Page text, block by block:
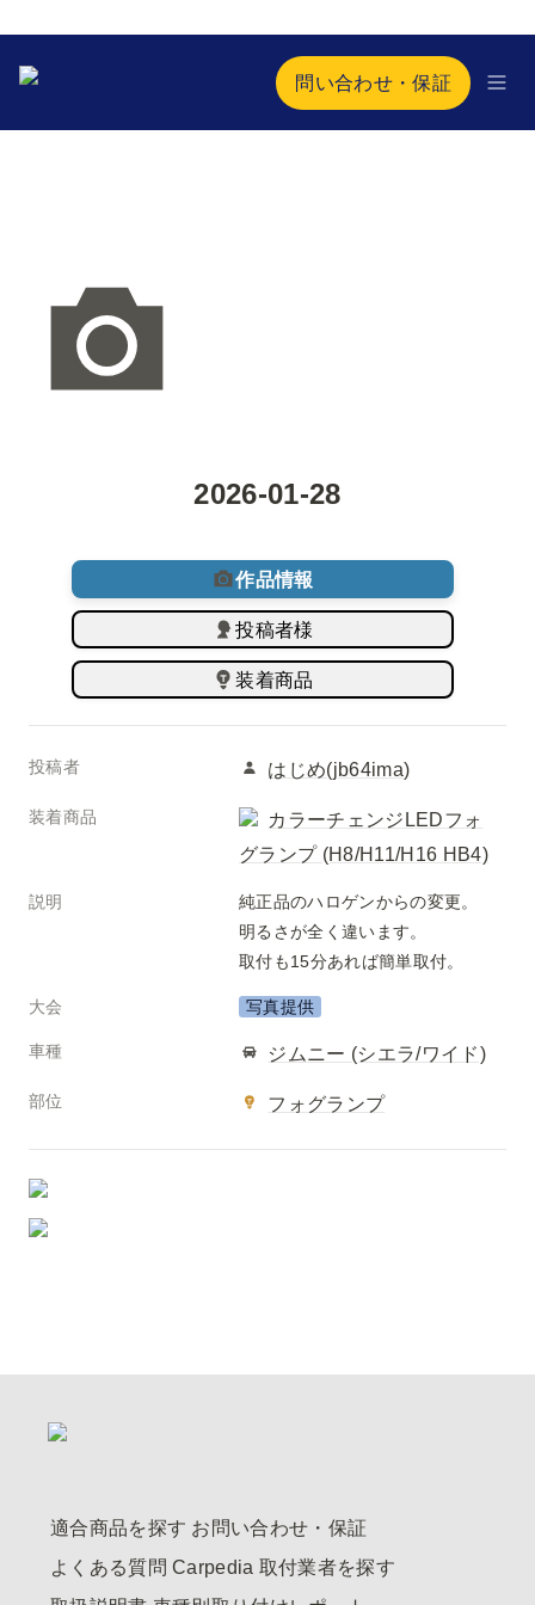
問い合わせ・保証
2026-01-28
作品情報
投稿者様
装着商品
投稿者 はじめ(jb64ima)
装着商品
カラーチェンジLEDフォ
グランプ (H8/H11/H16 HB4)
説明
純正品のハロゲンからの変更。
明るさが全く違います。
取付も15分あれば簡単取付。
大会 写真提供
車種 ジムニー (シエラ/ワイド)
部位 フォグランプ
適合商品を探す お問い合わせ・保証
よくある質問 Carpedia 取付業者を探す